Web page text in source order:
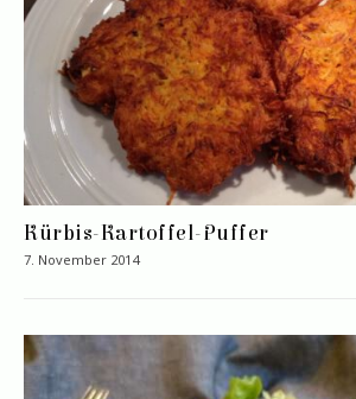
Kürbis-Kartoffel-Puffer
7. November 2014